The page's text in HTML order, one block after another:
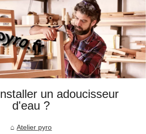
un adoucisseur
d'eau ?
Atelier pyro